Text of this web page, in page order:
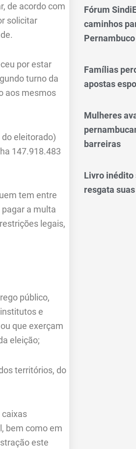
de acordo com
solicitar
por estar
turno da
aos mesmos
eleitorado)
147.918.483
tem entre
a multa
legais,
público,
e
que exerçam
eleição;
territórios, do
bem como em
este
Fórum
caminhos
Pernambuco
Famílias
apostas
Mulheres
barreiras
Livro inédito
resgata